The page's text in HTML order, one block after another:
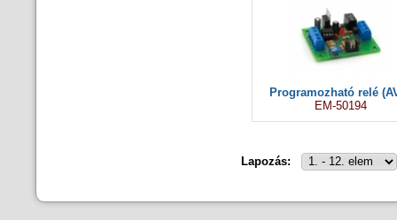
Programozható relé
EM-50194
Lapozás: